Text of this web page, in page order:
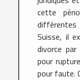
cette
différentes
Suisse, il
divorce
pour
pour faute.